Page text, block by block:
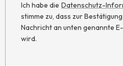
Ich habe die Datenschutz-
stimme zu, dass zur
Nachricht an unten genannte
wird.